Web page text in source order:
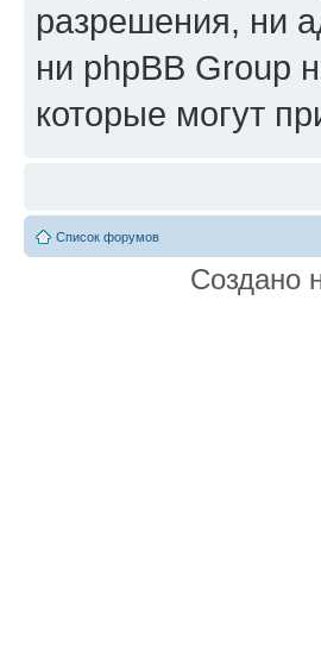
разрешения, ни
ни phpBB Group
которые могут
Список форумов
Создано